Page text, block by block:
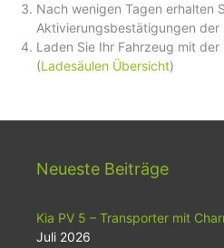
Nach wenigen Tagen erhalten
Aktivierungsbestätigungen
Laden Sie Ihr Fahrzeug mit der
(Ladesäulen Übersicht)
Neueste Beiträge
Kia PV 5 – Transporter mit
Juli 2026